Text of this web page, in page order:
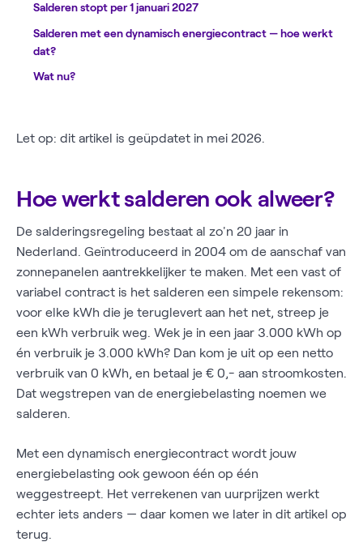
Salderen stopt per 1 januari 2027
Salderen met een dynamisch energiecontract — hoe werkt
dat?
Wat nu?
Let op: dit artikel is geüpdatet in mei 2026.
Hoe werkt salderen ook alweer?
De salderingsregeling bestaat al zo'n 20 jaar in
Nederland. Geïntroduceerd in 2004 om de aanschaf van
zonnepanelen aantrekkelijker te maken. Met een vast of
variabel contract is het salderen een simpele rekensom:
voor elke kWh die je teruglevert aan het net, streep je
een kWh verbruik weg. Wek je in een jaar 3.000 kWh op
én verbruik je 3.000 kWh? Dan kom je uit op een netto
verbruik van 0 kWh, en betaal je € 0,- aan stroomkosten.
Dat wegstrepen van de energiebelasting noemen we
salderen.
Met een dynamisch energiecontract wordt jouw
energiebelasting ook gewoon één op één
weggestreept. Het verrekenen van uurprijzen werkt
echter iets anders — daar komen we later in dit artikel op
terug.